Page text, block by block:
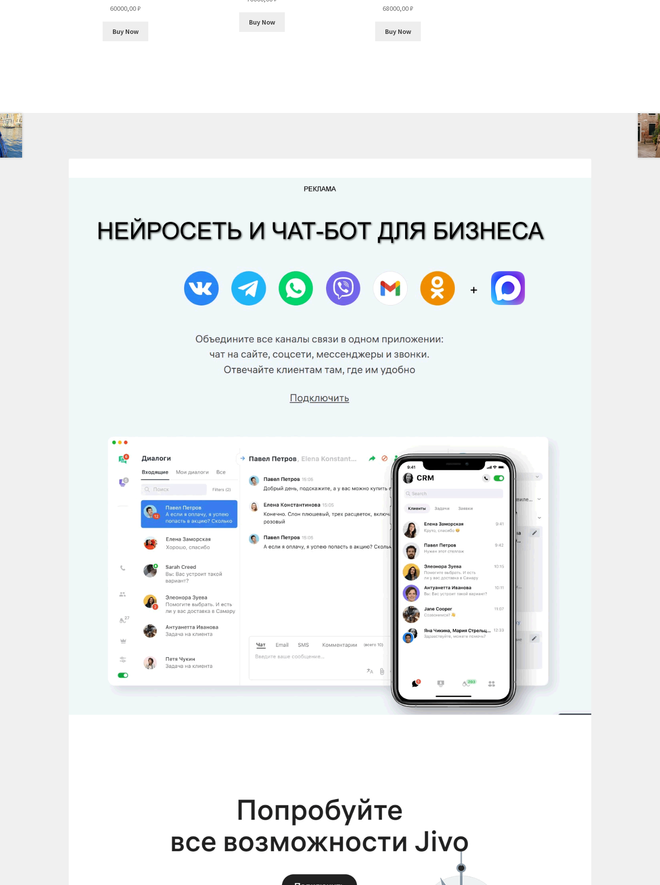
60000,00₽
Buy Now
Buy Now
68000,00₽
Buy Now